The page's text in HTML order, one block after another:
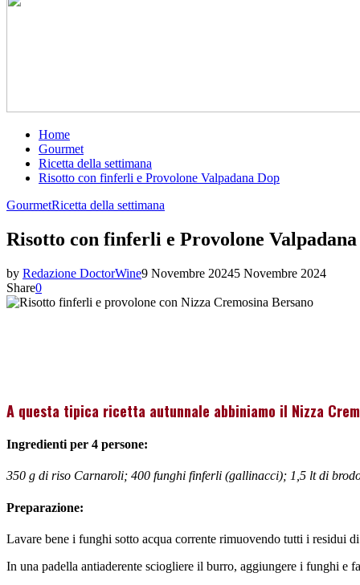
Home
Gourmet
Ricetta della settimana
Risotto con finferli e Provolone Valpadana Dop
GourmetRicetta della settimana
Risotto con finferli e Provolone
by Redazione DoctorWine9 Novembre 20245 Novembre 2024
Share0
A questa tipica ricetta autunnale abbiniamo il Nizza
Ingredienti per 4 persone:
350 g di riso Carnaroli; 400 funghi finferli (gallinacci); 1,5 lt di
Preparazione:
Lavare bene i funghi sotto acqua corrente rimuovendo tutti i residui
In una padella antiaderente sciogliere il burro, aggiungere i funghi e